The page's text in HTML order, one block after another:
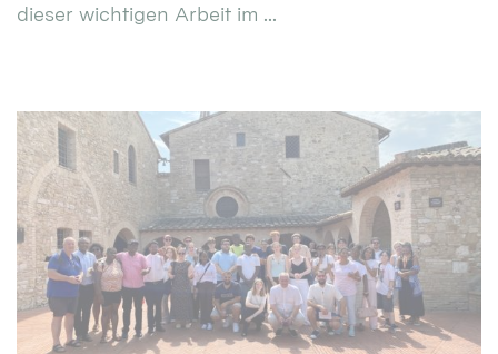
dieser wichtigen Arbeit im ...